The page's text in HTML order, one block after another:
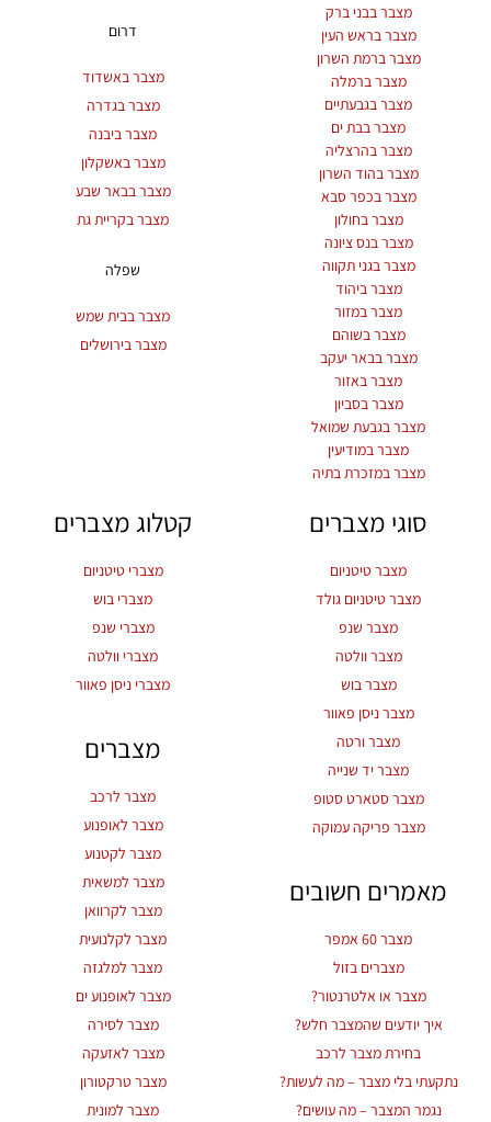
מצבר בבני ברק
מצבר בראש העין
מצבר ברמת השרון
מצבר ברמלה
מצבר בגבעתיים
מצבר בבת ים
מצבר בהרצליה
מצבר בהוד השרון
מצבר בכפר סבא
מצבר בחולון
מצבר בנס ציונה
מצבר בגני תקווה
מצבר ביהוד
מצבר במזור
מצבר בשוהם
מצבר בבאר יעקב
מצבר באזור
מצבר בסביון
מצבר בגבעת שמואל
מצבר במודיעין
מצבר במזכרת בתיה
דרום
מצבר באשדוד
מצבר בגדרה
מצבר ביבנה
מצבר באשקלון
מצבר בבאר שבע
מצבר בקריית גת
שפלה
מצבר בבית שמש
מצבר בירושלים
סוגי מצברים
מצבר טיטניום
מצבר טיטניום גולד
מצבר שנפ
מצבר וולטה
מצבר בוש
מצבר ניסן פאוור
מצבר ורטה
מצבר יד שנייה
מצבר סטארט סטופ
מצבר פריקה עמוקה
מאמרים חשובים
מצבר 60 אמפר
מצברים בזול
מצבר או אלטרנטור?
איך יודעים שהמצבר חלש?
בחירת מצבר לרכב
נתקעתי בלי מצבר – מה לעשות?
נגמר המצבר – מה עושים?
קטלוג מצברים
מצברי טיטניום
מצברי בוש
מצברי שנפ
מצברי וולטה
מצברי ניסן פאוור
מצברים
מצבר לרכב
מצבר לאופנוע
מצבר לקטנוע
מצבר למשאית
מצבר לקרוואן
מצבר לקלנועית
מצבר למלגזה
מצבר לאופנוע ים
מצבר לסירה
מצבר לאזעקה
מצבר טרקטורון
מצבר למונית